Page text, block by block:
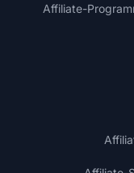
Affiliate-